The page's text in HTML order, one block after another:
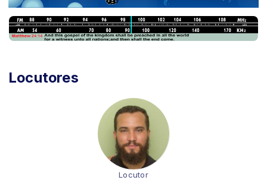
Locutores
Locutor